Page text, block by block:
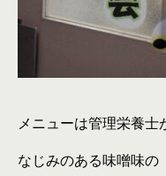
メニューは管理栄養士
なじみのある味噌味の